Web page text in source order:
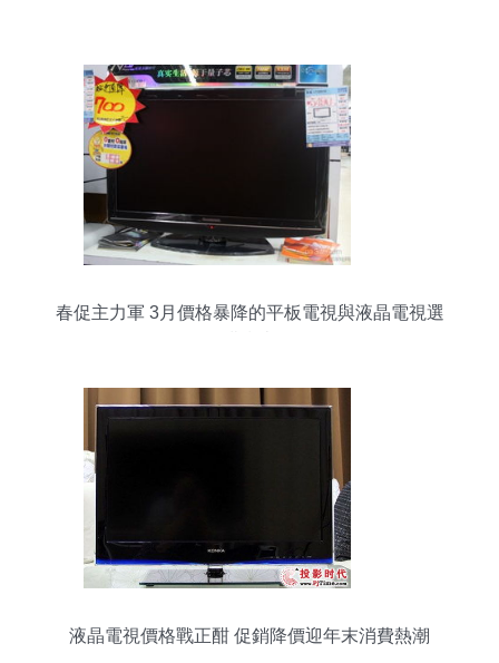
春促主力軍 3月價格暴降的平板電視與液晶電視選
液晶電視價格戰正酣 促銷降價迎年末消費熱潮